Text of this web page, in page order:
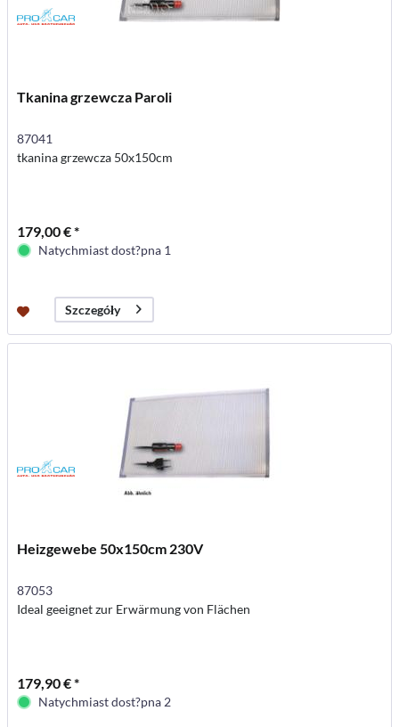
Tkanina grzewcza Paroli
87041
tkanina grzewcza 50x150cm
179,00 € *
Natychmiast dost?pna 1
Szczegóły
Heizgewebe 50x150cm 230V
87053
Ideal geeignet zur Erwärmung von Flächen
179,90 € *
Natychmiast dost?pna 2